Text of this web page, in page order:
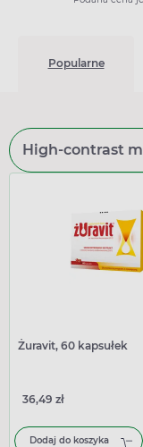
Popularne
High-contrast
Żuravit, 60 kapsułek
36,49 zł
Dodaj do koszyka